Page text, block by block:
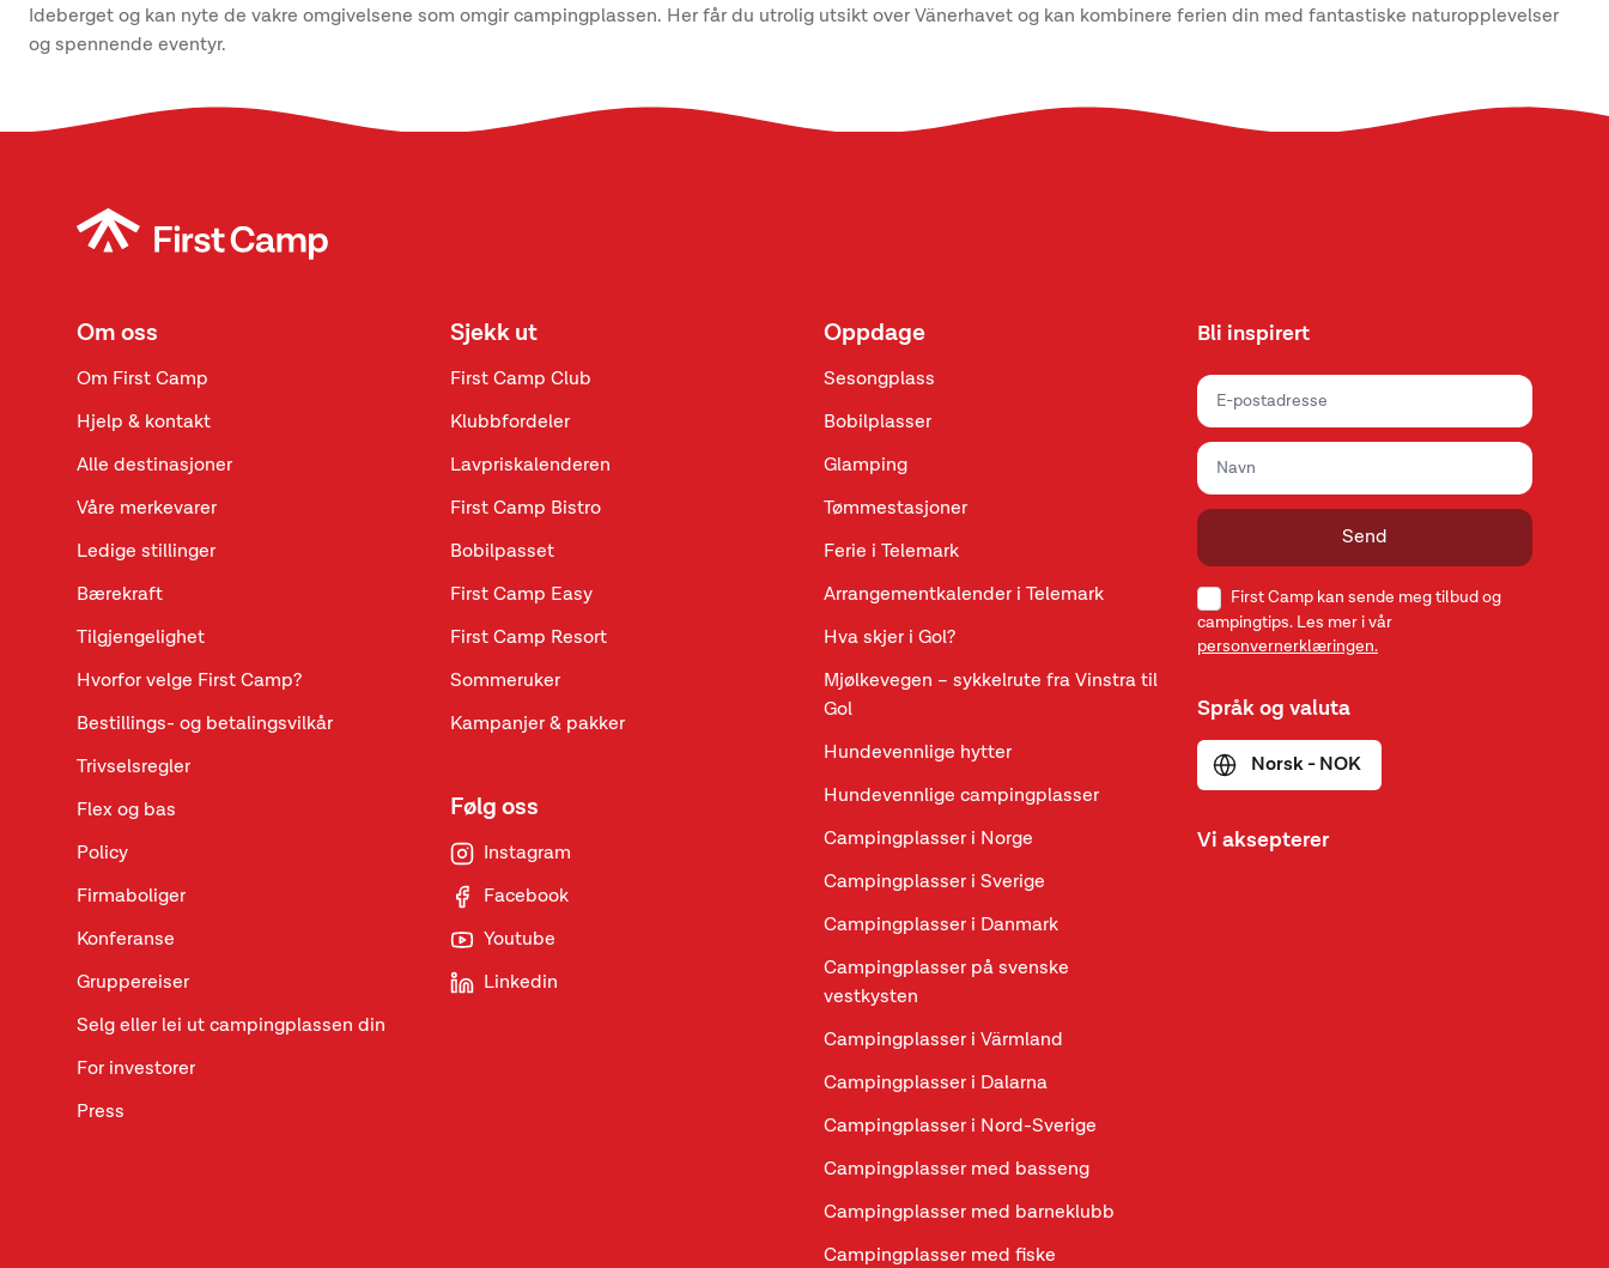
Ideberget og kan nyte de vakre omgivelsene som omgir campingplassen. Her får du utrolig utsikt over Vänerhavet og kan kombinere ferien din med fantastiske naturopplevelser
og spennende eventyr.
Om oss
Om First Camp
Hjelp & kontakt
Alle destinasjoner
Våre merkevarer
Ledige stillinger
Bærekraft
Tilgjengelighet
Hvorfor velge First Camp?
Bestillings- og betalingsvilkår
Trivselsregler
Flex og bas
Policy
Firmaboliger
Konferanse
Gruppereiser
Selg eller lei ut campingplassen din
For investorer
Press
Sjekk ut
First Camp Club
Klubbfordeler
Lavpriskalenderen
First Camp Bistro
Bobilpasset
First Camp Easy
First Camp Resort
Sommeruker
Kampanjer & pakker
Følg oss
Instagram
Facebook
Youtube
Linkedin
Oppdage
Sesongplass
Bobilplasser
Glamping
Tømmestasjoner
Ferie i Telemark
Arrangementkalender i Telemark
Hva skjer i Gol?
Mjølkevegen – sykkelrute fra Vinstra til
Gol
Hundevennlige hytter
Hundevennlige campingplasser
Campingplasser i Norge
Campingplasser i Sverige
Campingplasser i Danmark
Campingplasser på svenske
vestkysten
Campingplasser i Värmland
Campingplasser i Dalarna
Campingplasser i Nord-Sverige
Campingplasser med basseng
Campingplasser med barneklubb
Campingplasser med fiske
Bli inspirert
Send
First Camp kan sende meg tilbud og
campingtips. Les mer i vår
personvernerklæringen.
Språk og valuta
Norsk - NOK
Vi aksepterer